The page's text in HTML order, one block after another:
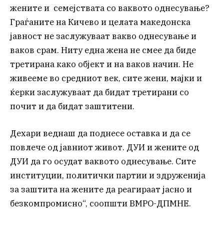
жените и семејствата со ваквото однесување?
Граѓаните на Кичево и целата македонска
јавност не заслужуваат вакво однесување и
ваков срам. Ниту една жена не смее да биде
третирана како објект и на ваков начин. Не
живееме во средниот век, сите жени, мајки и
ќерки заслужуваат да бидат третирани со
почит и да бидат заштитени.
Дехари веднаш да поднесе оставка и да се
повлече од јавниот живот. ДУИ и жените од
ДУИ да го осудат ваквото однесување. Сите
институции, политички партии и здруженија
за заштита на жените да реагираат јасно и
безкомпромисно“, соопшти ВМРО-ДПМНЕ.